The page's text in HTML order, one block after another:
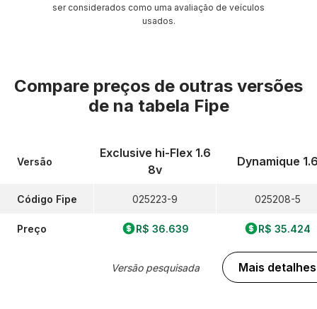
ser considerados como uma avaliação de veículos
usados.
Compare preços de outras versões
de na tabela Fipe
Versão
Código Fipe
Preço
Exclusive hi-Flex 1.6
8v
025223-9
R$ 36.639
Versão pesquisada
Dynamique
025208-5
R$ 35.424
Mais detalhes